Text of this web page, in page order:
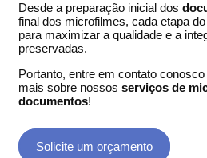
Desde a preparação inicial dos
final dos microfilmes, cada etapa
para maximizar a qualidade e a
preservadas.
Portanto, entre em contato
mais sobre nossos serviços de
documentos!
Solicite um orçamento